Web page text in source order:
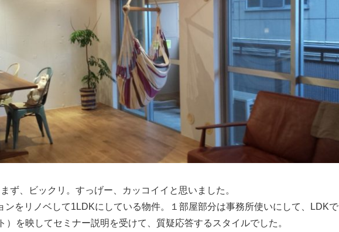
ず、ビックリ。すっげー、カッコイイと思いました。
ンをリノベして1LDKにしている物件。１部屋部分は事務所使いにして、LDKで
）を映してセミナー説明を受けて、質疑応答するスタイルでした。